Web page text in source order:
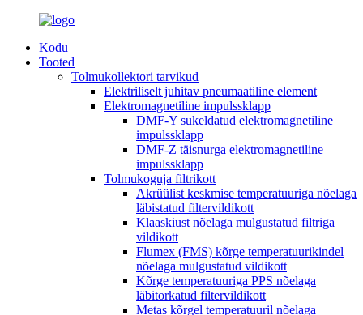
Kodu
Tooted
Tolmukollektori tarvikud
Elektriliselt juhitav pneumaatiline element
Elektromagnetiline impulssklapp
DMF-Y sukeldatud elektromagnetiline
impulssklapp
DMF-Z täisnurga elektromagnetiline
impulssklapp
Tolmukoguja filtrikott
Akrüülist keskmise temperatuuriga nõelaga
läbistatud filtervildikott
Klaaskiust nõelaga mulgustatud filtriga
vildikott
Flumex (FMS) kõrge temperatuurikindel
nõelaga mulgustatud vildikott
Kõrge temperatuuriga PPS nõelaga
läbitorkatud filtervildikott
Metas kõrgel temperatuuril nõelaga